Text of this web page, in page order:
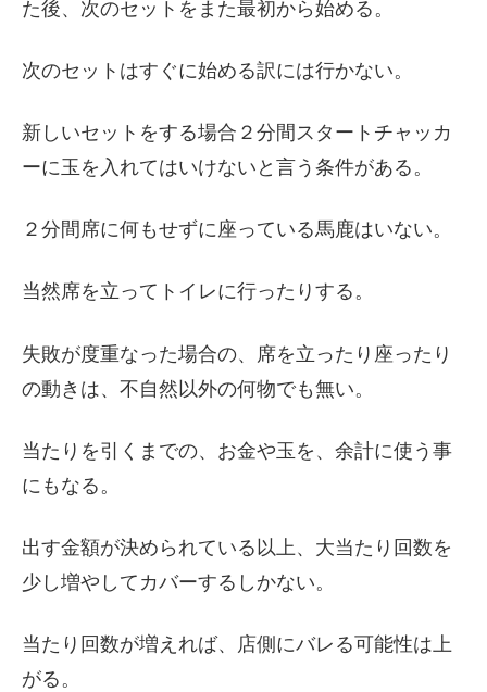
た後、次のセットをまた最初から始める。
次のセットはすぐに始める訳には行かない。
新しいセットをする場合２分間スタートチャッカ
ーに玉を入れてはいけないと言う条件がある。
２分間席に何もせずに座っている馬鹿はいない。
当然席を立ってトイレに行ったりする。
失敗が度重なった場合の、席を立ったり座ったり
の動きは、不自然以外の何物でも無い。
当たりを引くまでの、お金や玉を、余計に使う事
にもなる。
出す金額が決められている以上、大当たり回数を
少し増やしてカバーするしかない。
当たり回数が増えれば、店側にバレる可能性は上
がる。